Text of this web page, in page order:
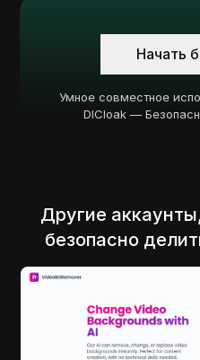
Начать
Умное совместное
DICloak —
Другие
безопасно